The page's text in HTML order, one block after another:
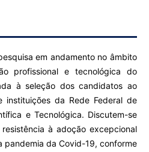
em andamento no âmbito
profissional e tecnológica do
à seleção dos candidatos ao
instituições da Rede Federal de
e Tecnológica. Discutem-se
à adoção excepcional
pandemia da Covid-19, conforme